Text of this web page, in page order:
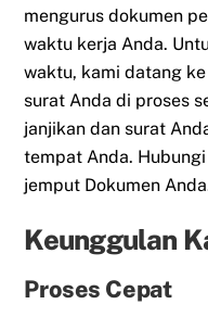
mengurus dokumen
waktu kerja Anda.
waktu, kami datang
surat Anda di proses
janjikan dan surat
tempat Anda.
jemput Dokumen
Keunggulan
Proses Cepat